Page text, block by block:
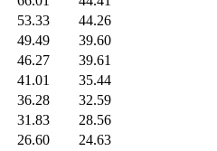
53.33
44.26
49.49
39.60
46.27
39.61
41.01
35.44
36.28
32.59
31.83
28.56
26.60
24.63